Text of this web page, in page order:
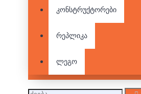
კონსტრუქტორები
რეპლიკა
ლეგო
Catan Seafarers ( ზღვის
გაფართოვება)